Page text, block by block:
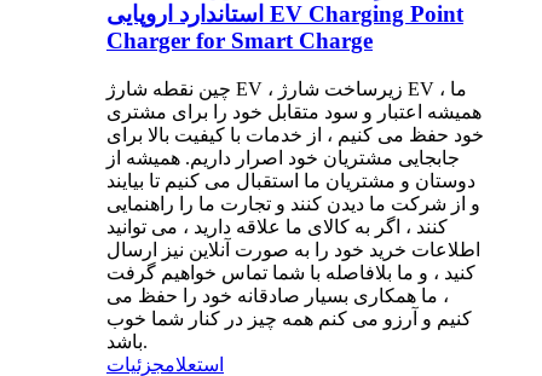
استاندارد اروپایی EV Charging Point
Charger for Smart Charge
چین نقطه شارژ EV ، زیرساخت شارژ EV ، ما
همیشه اعتبار و سود متقابل خود را برای مشتری
خود حفظ می کنیم ، از خدمات با کیفیت بالا برای
جابجایی مشتریان خود اصرار داریم. همیشه از
دوستان و مشتریان ما استقبال می کنیم تا بیایند
و از شرکت ما دیدن کنند و تجارت ما را راهنمایی
کنند ، اگر به کالای ما علاقه دارید ، می توانید
اطلاعات خرید خود را به صورت آنلاین نیز ارسال
کنید ، و ما بلافاصله با شما تماس خواهیم گرفت
، ما همکاری بسیار صادقانه خود را حفظ می
کنیم و آرزو می کنم همه چیز در کنار شما خوب
باشد.
استعلامجزئیات